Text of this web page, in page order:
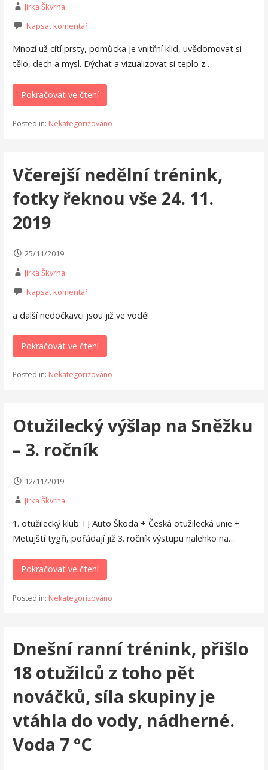
Jirka Škvrna
Napsat komentář
Mnozí už cítí prsty, pomůcka je vnitřní klid, uvědomovat si
tělo, dech a mysl. Dýchat a vizualizovat si teplo z…
Pokračovat ve čtení
Posted in: Nekategorizováno
Včerejší nedělní trénink,
fotky řeknou vše 24. 11.
2019
25/11/2019
Jirka Škvrna
Napsat komentář
a další nedočkavci jsou již ve vodě!
Pokračovat ve čtení
Posted in: Nekategorizováno
Otužilecký výšlap na Sněžku
– 3. ročník
12/11/2019
Jirka Škvrna
1. otužilecký klub TJ Auto Škoda + Česká otužilecká unie +
Metujští tygři, pořádají již 3. ročník výstupu nalehko na…
Pokračovat ve čtení
Posted in: Nekategorizováno
Dnešní ranní trénink, přišlo
18 otužilců z toho pět
nováčků, síla skupiny je
vtáhla do vody, nádherné.
Voda 7 °C